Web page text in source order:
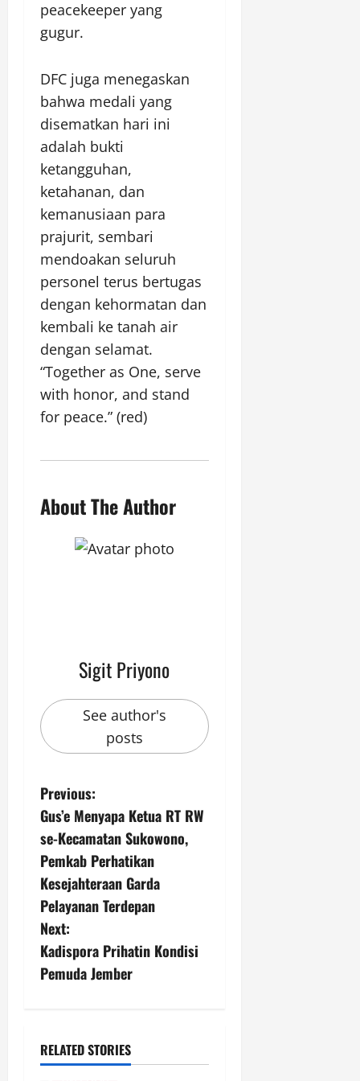
peacekeeper yang
gugur.
DFC juga menegaskan
bahwa medali yang
disematkan hari ini
adalah bukti
ketangguhan,
ketahanan, dan
kemanusiaan para
prajurit, sembari
mendoakan seluruh
personel terus bertugas
dengan kehormatan dan
kembali ke tanah air
dengan selamat.
“Together as One, serve
with honor, and stand
for peace.” (red)
About The Author
Sigit Priyono
See author's
posts
P
o
s
t
n
a
g
Previous:
Gus’e Menyapa Ketua RT RW
se-Kecamatan Sukowono,
Pemkab Perhatikan
Kesejahteraan Garda
Pelayanan Terdepan
Next:
Kadispora Prihatin Kondisi
Pemuda Jember
RELATED STORIES